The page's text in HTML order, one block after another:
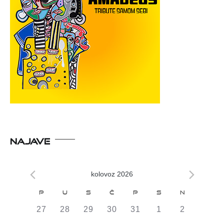
NAJAVE
kolovoz 2026
Kalendar
od
P U S Č P S N
0
27
0
28
0
29
0
30
0
31
0
1
0
2